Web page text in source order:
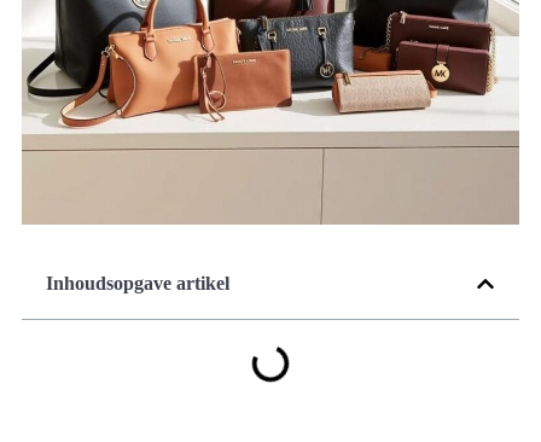
Inhoudsopgave artikel